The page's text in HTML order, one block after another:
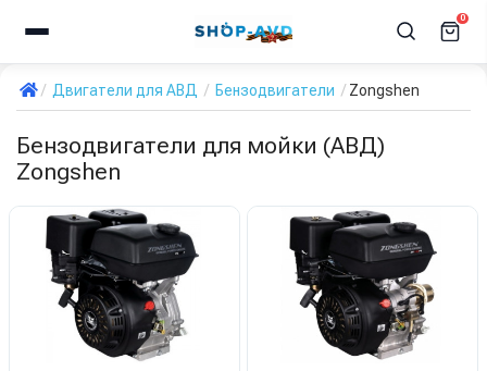
0
Двигатели для АВД Бензодвигатели Zongshen
Бензодвигатели для мойки (АВД)
Zongshen